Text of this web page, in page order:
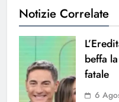
Notizie Correlate
beffa
fatale
6